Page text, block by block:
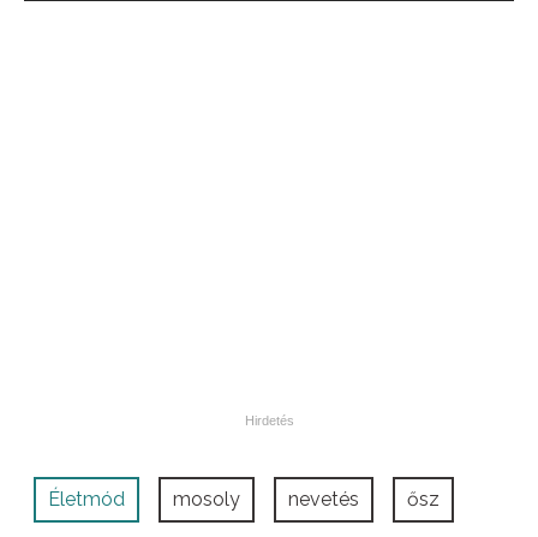
Életmód mosoly nevetés ősz